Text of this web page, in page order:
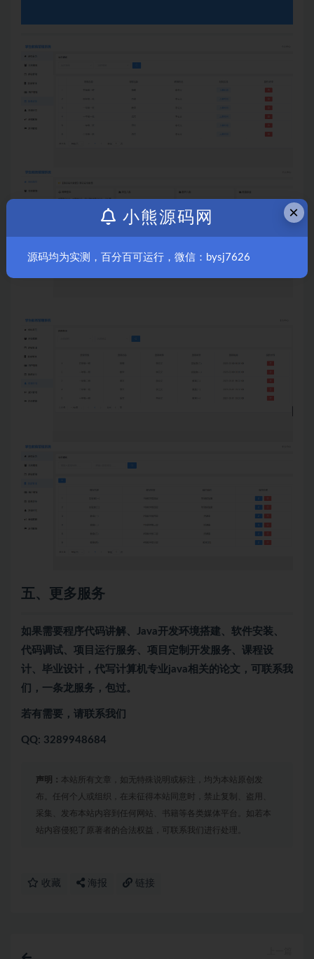
五、更多服务
如果需要程序代码讲解、Java开发环境搭建、软件安装、
代码调试、项目运行服务、项目定制开发服务、课程设
计、毕业设计，代写计算机专业java相关的论文，可联系我
们，一条龙服务，包过。
若有需要，请联系我们
QQ: 3289948684
声明： 本站所有文章，如无特殊说明或标注，均为本站原创发
布。任何个人或组织，在未征得本站同意时，禁止复制、盗用、
采集、发布本站内容到任何网站、书籍等各类媒体平台。如若本
站内容侵犯了原著者的合法权益，可联系我们进行处理。
收藏 海报 链接
×
小熊源码网
源码均为实测，百分百可运行，微信：bysj7626